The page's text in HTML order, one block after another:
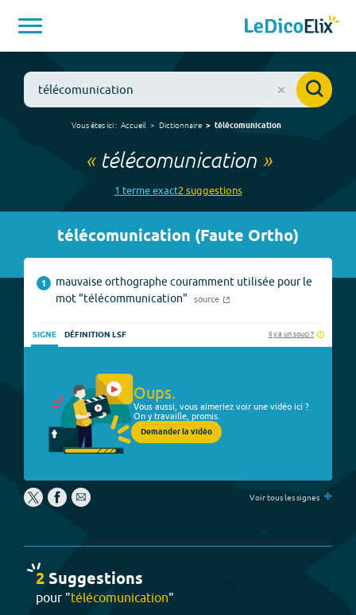
Vous êtes ici : Accueil Dictionnaire télécomunication
« télécomunication»
1 termeexact2 suggestions
télécomunication (Faute Ortho)
1
mauvaise orthographe couramment utilisée pour le
mot "télécommunication"
source
SIGNE DÉFINITION LSF Il y a un souci ?
Oups.
Vous aussi, vous aimeriez voir une vidéo ici ?
On y travaille, promis.
Demander la vidéo
Voir tous les signes +
2Suggestions
pour "télécomunication"